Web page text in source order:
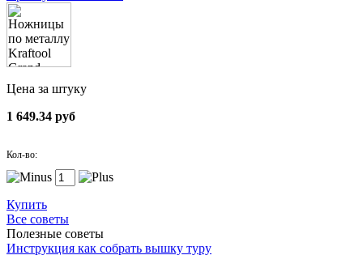
Цена за штуку
1 649.34 руб
Кол-во:
Купить
Все советы
Полезные советы
Инструкция как собрать вышку туру